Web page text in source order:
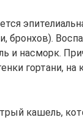
бронхов).
и насморк.
гортани,
кашель,